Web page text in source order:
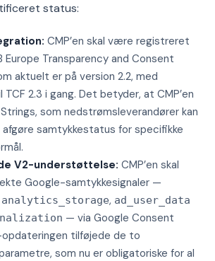
status:
CMP’en skal være registreret
Europe Transparency and Consent
aktuelt er på version 2.2, med
2.3 i gang. Det betyder, at CMP’en
som nedstrømsleverandører kan
samtykkestatus for specifikke
V2-understøttelse: CMP’en skal
Google-samtykkesignaler —
analytics_storage, ad_user_data
— via Google Consent
opdateringen tilføjede de to
som nu er obligatoriske for al